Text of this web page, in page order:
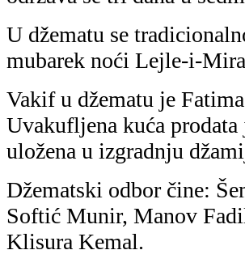
U džematu se
mubarek noći Lejle-i-
Vakif u džematu je
Uvakufljena kuća prodata
uložena u izgradnju
Džematski odbor čine:
Softić Munir, Manov
Klisura Kemal.